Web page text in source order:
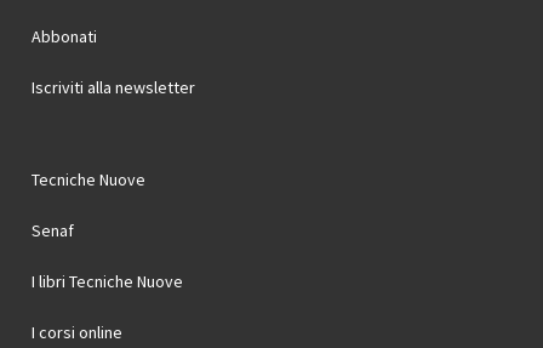
Abbonati
Iscriviti alla newsletter
Tecniche Nuove
Senaf
I libri Tecniche Nuove
I corsi online